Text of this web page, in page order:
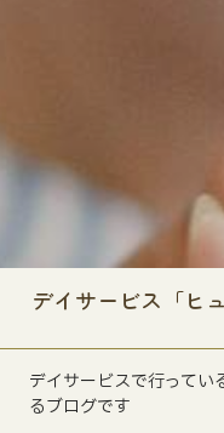
デイサービス「ヒ
デイサービスで行ってい
るブログです